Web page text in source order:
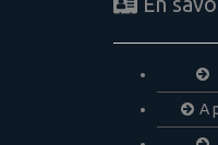
A